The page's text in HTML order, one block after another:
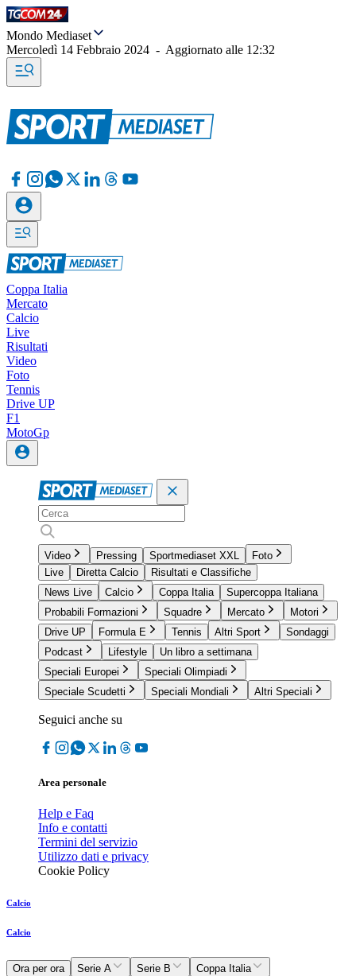
Mondo Mediaset
Mercoledì 14 Febbraio 2024 - Aggiornato alle 12:32
Coppa Italia
Mercato
Calcio
Live
Risultati
Video
Foto
Tennis
Drive UP
F1
MotoGp
Video Pressing Sportmediaset XXL
Foto
Live
Diretta Calcio
Risultati e Classifiche
News Live
Calcio Coppa Italia
Supercoppa Italiana
Probabili Formazioni
Squadre Mercato
Motori
Drive UP
Formula E Tennis Altri Sport
Sondaggi
Podcast
Lifestyle
Un libro a settimana
Speciali Europei
Speciali Olimpiadi
Speciale Scudetti
Speciali Mondiali Altri Speciali
Seguici anche su
Area personale
Help e Faq
Info e contatti
Termini del servizio
Utilizzo dati e privacy
Cookie Policy
Calcio
Calcio
Ora per ora Serie A Serie B
Coppa Italia